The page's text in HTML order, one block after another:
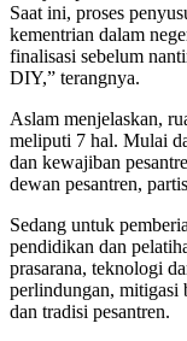
Saat ini, proses
kementrian dalam
finalisasi sebelum
DIY,” terangnya.
Aslam menjelaskan,
meliputi 7 hal. Mulai
dan kewajiban
dewan pesantren,
Sedang untuk
pendidikan dan
prasarana, teknologi
perlindungan, mitigasi
dan tradisi pesantren.